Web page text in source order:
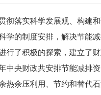
落实科学发展观、构建和
学的制度安排，解决节能
行了积极的探索，建立了
中央财政共安排节能减排
热余压利用、节约和替代